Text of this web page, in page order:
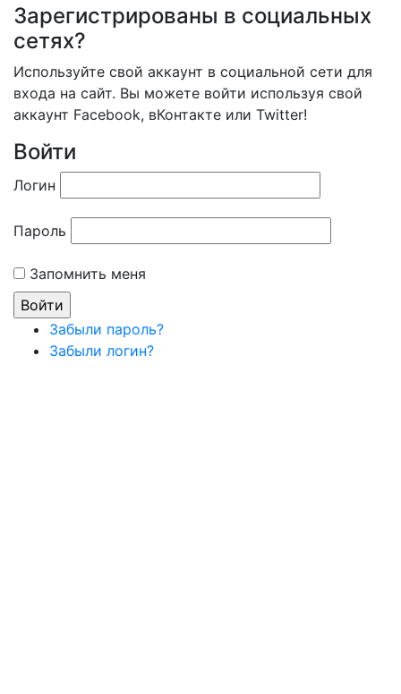
Зарегистрированы в социальных
сетях?
Используйте свой аккаунт в социальной сети для
входа на сайт. Вы можете войти используя свой
аккаунт Facebook, вКонтакте или Twitter!
Войти
Логин
Пароль
Запомнить меня
Забыли пароль?
Забыли логин?